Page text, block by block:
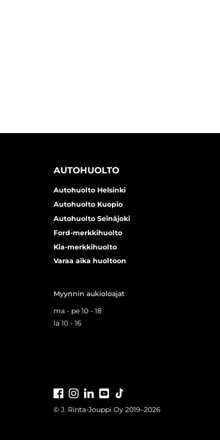
AUTOHUOLTO
Autohuolto Helsinki
Autohuolto Kuopio
Autohuolto Seinäjoki
Ford-merkkihuolto
Kia-merkkihuolto
Varaa aika huoltoon
Myynnin aukioloajat
ma - pe 10 - 18
la 10 - 16
FacebookInstagramLinkedInYoutube
© J. Rinta-Jouppi Oy 2019–2026